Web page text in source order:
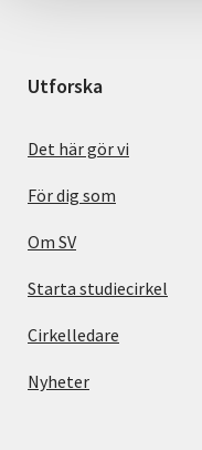
Utforska
Det här gör vi
För dig som
Om SV
Starta studiecirkel
Cirkelledare
Nyheter